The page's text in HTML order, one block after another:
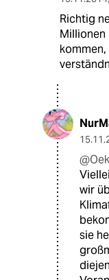
Richtig
Millionen
wir
sie